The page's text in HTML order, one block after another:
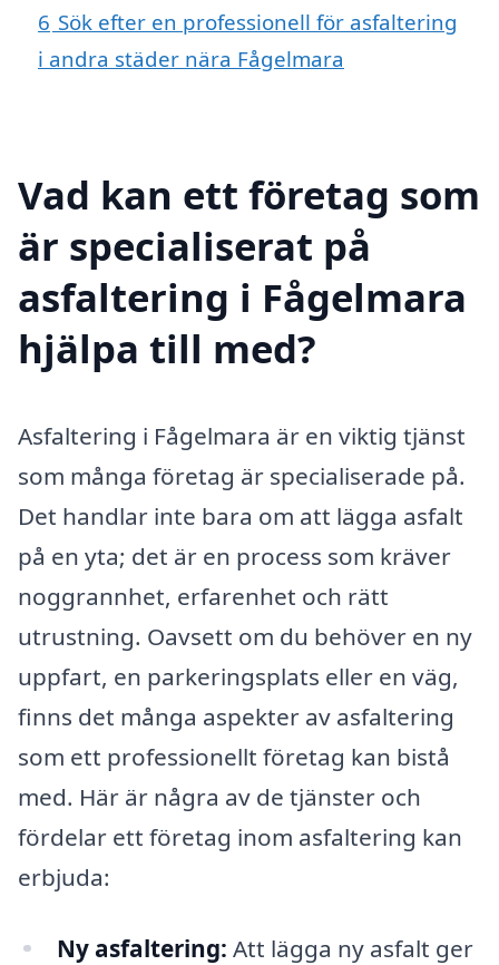
6 Sök efter en professionell för asfaltering
i andra städer nära Fågelmara
Vad kan ett företag som
är specialiserat på
asfaltering i Fågelmara
hjälpa till med?
Asfaltering i Fågelmara är en viktig tjänst
som många företag är specialiserade på.
Det handlar inte bara om att lägga asfalt
på en yta; det är en process som kräver
noggrannhet, erfarenhet och rätt
utrustning. Oavsett om du behöver en ny
uppfart, en parkeringsplats eller en väg,
finns det många aspekter av asfaltering
som ett professionellt företag kan bistå
med. Här är några av de tjänster och
fördelar ett företag inom asfaltering kan
erbjuda:
Ny asfaltering: Att lägga ny asfalt ger